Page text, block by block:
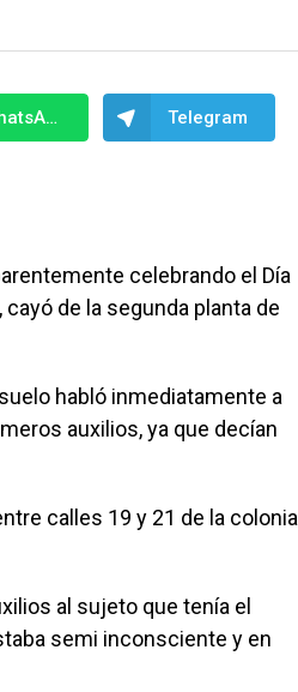
WhatsApp Telegram
celebrando el Día
de la segunda planta de
habló inmediatamente a
auxilios, ya que decían
calles 19 y 21 de la colonia
al sujeto que tenía el
semi inconsciente y en